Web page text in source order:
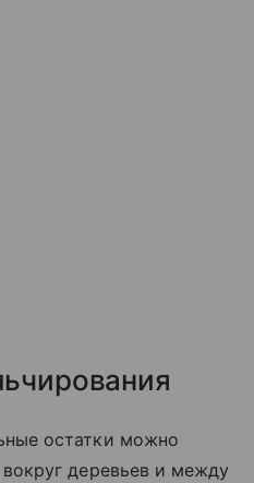
остатки можно
деревьев и между